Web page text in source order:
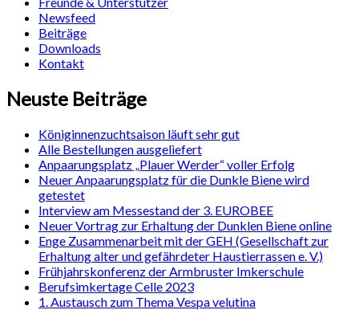
Newsfeed
Beiträge
Downloads
Kontakt
Neuste Beiträge
Königinnenzuchtsaison läuft sehr gut
Alle Bestellungen ausgeliefert
Anpaarungsplatz „Plauer Werder“ voller Erfolg
Neuer Anpaarungsplatz für die Dunkle Biene wird
getestet
Interview am Messestand der 3. EUROBEE
Neuer Vortrag zur Erhaltung der Dunklen Biene online
Enge Zusammenarbeit mit der GEH (Gesellschaft zur
Erhaltung alter und gefährdeter Haustierrassen e. V.)
Frühjahrskonferenz der Armbruster Imkerschule
Berufsimkertage Celle 2023
1. Austausch zum Thema Vespa velutina